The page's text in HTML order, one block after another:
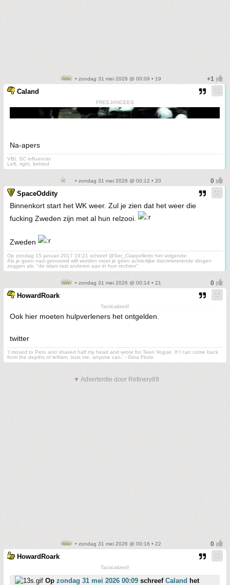
• zondag 31 mei 2026 @ 00:09 • 19
Caland
FREEJANCEES
Na-apers
VBL SC influencer
Left, right, behind
• zondag 31 mei 2026 @ 00:12 • 20
SpaceOddity
Binnenkort start het WK weer. Zul je zien dat het weer die
fucking Zweden zijn met al hun relzooi.
Zweden
Op zondag 15 januari 2017 19:21 schreef @Ser_Ciappelletto het volgende:
Als je geen nazi genoemd wilt worden moet je geen achterlijke discriminerende dingen
zeggen als: "de islam tast anderen aan in hun rechten".
• zondag 31 mei 2026 @ 00:14 • 21
HowardRoark
Tacticalized!
Ook hier moeten hulpverleners het ontgelden.
twitter
'I moved to Peru and shaved half my head and wrote for Teen Vogue. If I can come back
from the depths of leftism, trust me, anyone can.' - Gina Florio
▼ Advertentie door Refinery89
• zondag 31 mei 2026 @ 00:16 • 22
HowardRoark
Tacticalized!
Op zondag 31 mei 2026 00:09 schreef Caland het